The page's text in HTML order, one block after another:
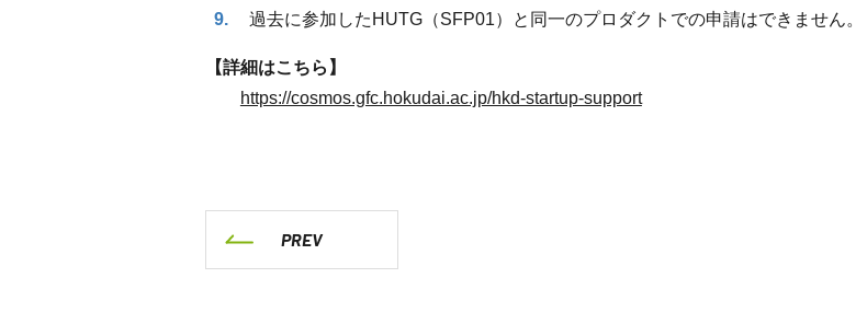
過去に参加した HUTG（SFP01）と同一のプロダクトでの申請はできません。
【詳細はこちら】
https://cosmos.gfc.hokudai.ac.jp/hkd-startup-support
PREV